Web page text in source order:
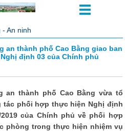
- An ninh
an thành phố Cao Bằng giao ban
định 03 của Chính phủ
an thành phố Cao Bằng vừa tổ
phối hợp thực hiện Nghị định
2019 của Chính phủ về phối hợp
phòng trong thực hiện nhiệm vụ